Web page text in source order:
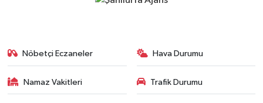
Nöbetçi Eczaneler Hava Durumu
Namaz Vakitleri Trafik Durumu